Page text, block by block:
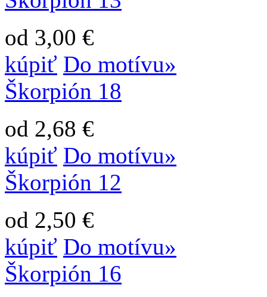
od 3,00 €
kúpiť Do motívu»
Škorpión 18
od 2,68 €
kúpiť Do motívu»
Škorpión 12
od 2,50 €
kúpiť Do motívu»
Škorpión 16